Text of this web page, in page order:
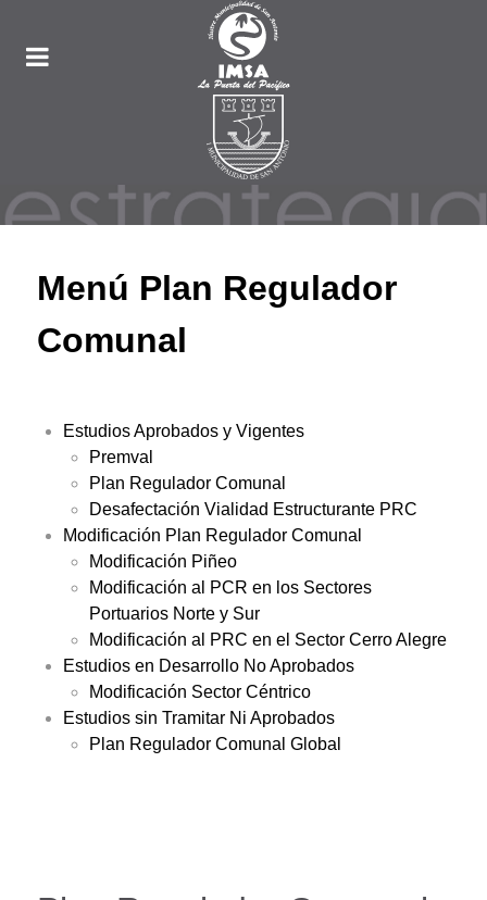
Menú Plan Regulador
Comunal
Estudios Aprobados y Vigentes
Premval
Plan Regulador Comunal
Desafectación Vialidad Estructurante PRC
Modificación Plan Regulador Comunal
Modificación Piñeo
Modificación al PCR en los Sectores
Portuarios Norte y Sur
Modificación al PRC en el Sector Cerro Alegre
Estudios en Desarrollo No Aprobados
Modificación Sector Céntrico
Estudios sin Tramitar Ni Aprobados
Plan Regulador Comunal Global